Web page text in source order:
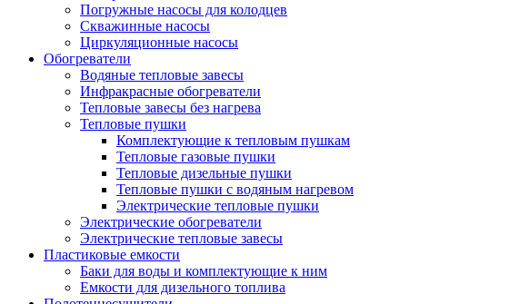
Погружные насосы для колодцев
Скважинные насосы
Циркуляционные насосы
Обогреватели
Водяные тепловые завесы
Инфракрасные обогреватели
Тепловые завесы без нагрева
Тепловые пушки
Комплектующие к тепловым пушкам
Тепловые газовые пушки
Тепловые дизельные пушки
Тепловые пушки с водяным нагревом
Электрические тепловые пушки
Электрические обогреватели
Электрические тепловые завесы
Пластиковые емкости
Баки для воды и комплектующие к ним
Емкости для дизельного топлива